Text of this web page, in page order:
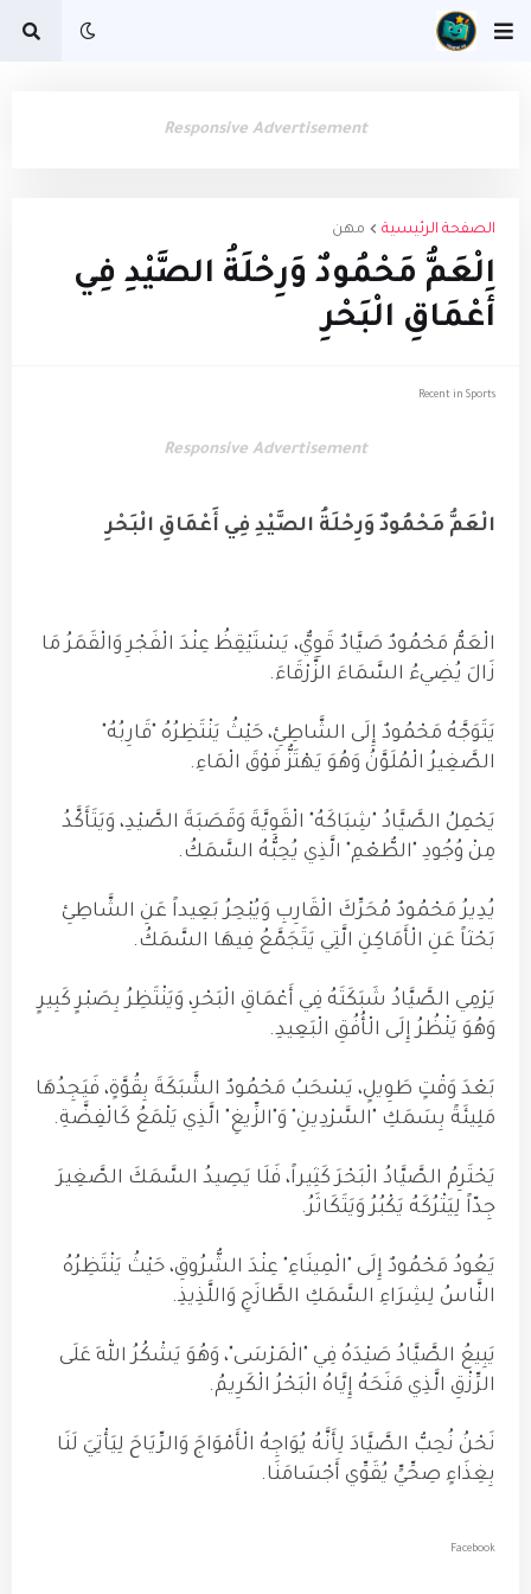
Responsive Advertisement
الصفحة الرئيسية مهن
الْعَمُّ مَحْمُودٌ وَرِحْلَةُ الصَّيْدِ فِي
أَعْمَاقِ الْبَحْرِ
Recent in Sports
Responsive Advertisement
الْعَمُّ مَحْمُودٌ وَرِحْلَةُ الصَّيْدِ فِي أَعْمَاقِ الْبَحْرِ
الْعَمُّ مَحْمُودٌ صَيَّادٌ قَوِيٌّ، يَسْتَيْقِظُ عِنْدَ الْفَجْرِ وَالْقَمَرُ مَا
زَالَ يُضِيءُ السَّمَاءَ الزَّرْقَاءَ.
يَتَوَجَّهُ مَحْمُودٌ إِلَى الشَّاطِئِ، حَيْثُ يَنْتَظِرُهُ "قَارِبُهُ"
الصَّغِيرُ الْمُلَوَّنُ وَهُوَ يَهْتَزُّ فَوْقَ الْمَاءِ.
يَحْمِلُ الصَّيَّادُ "شِبَاكَهُ" الْقَوِيَّةَ وَقَصَبَةَ الصَّيْدِ، وَيَتَأَكَّدُ
مِنْ وُجُودِ "الطُّعْمِ" الَّذِي يُحِبُّهُ السَّمَكُ.
يُدِيرُ مَحْمُودٌ مُحَرِّكَ الْقَارِبِ وَيُبْحِرُ بَعِيداً عَنِ الشَّاطِئِ
بَحْثاً عَنِ الْأَمَاكِنِ الَّتِي يَتَجَمَّعُ فِيهَا السَّمَكُ.
يَرْمِي الصَّيَّادُ شَبَكَتَهُ فِي أَعْمَاقِ الْبَحْرِ، وَيَنْتَظِرُ بِصَبْرٍ كَبِيرٍ
وَهُوَ يَنْظُرُ إِلَى الْأُفُقِ الْبَعِيدِ.
بَعْدَ وَقْتٍ طَوِيلٍ، يَسْحَبُ مَحْمُودٌ الشَّبَكَةَ بِقُوَّةٍ، فَيَجِدُهَا
مَلِيئَةً بِسَمَكِ "السَّرْدِينِ" وَ"الزِّيغِ" الَّذِي يَلْمَعُ كَالْفِضَّةِ.
يَحْتَرِمُ الصَّيَّادُ الْبَحْرَ كَثِيراً، فَلَا يَصِيدُ السَّمَكَ الصَّغِيرَ
جِدّاً لِيَتْرُكَهُ يَكْبُرُ وَيَتَكَاثَرُ.
يَعُودُ مَحْمُودٌ إِلَى "الْمِينَاءِ" عِنْدَ الشُّرُوقِ، حَيْثُ يَنْتَظِرُهُ
النَّاسُ لِشِرَاءِ السَّمَكِ الطَّازَجِ وَاللَّذِيذِ.
يَبِيعُ الصَّيَّادُ صَيْدَهُ فِي "الْمَرْسَى"، وَهُوَ يَشْكُرُ اللهَ عَلَى
الرِّزْقِ الَّذِي مَنَحَهُ إِيَّاهُ الْبَحْرُ الْكَرِيمُ.
نَحْنُ نُحِبُّ الصَّيَّادَ لِأَنَّهُ يُوَاجِهُ الْأَمْوَاجَ وَالرِّيَاحَ لِيَأْتِيَ لَنَا
بِغِذَاءٍ صِحِّيٍّ يُقَوِّي أَجْسَامَنَا.
Facebook